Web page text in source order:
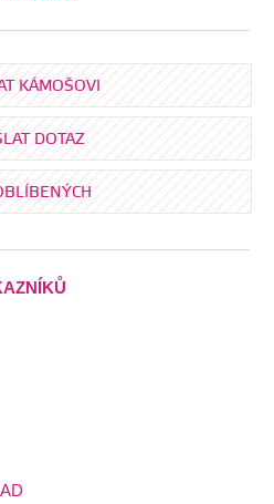
KÁMOŠOVI
DOTAZ